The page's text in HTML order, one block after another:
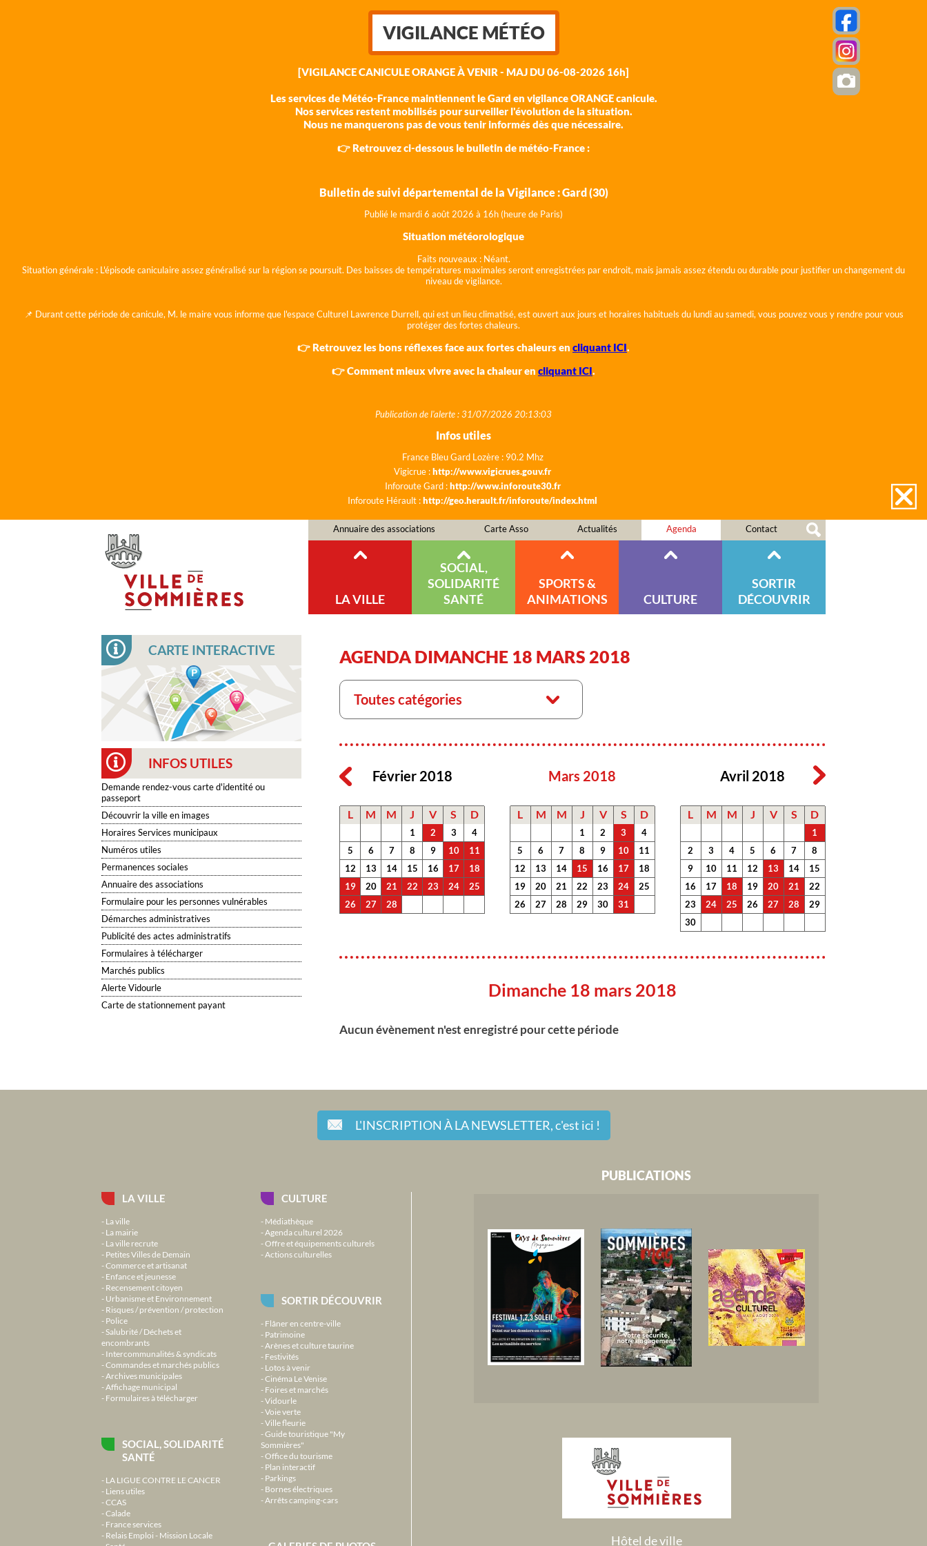
VIGILANCE MÉTÉO
[VIGILANCE CANICULE ORANGE À VENIR - MAJ DU 06-08-2026 16h]
Les services de Météo-France maintiennent le Gard en vigilance ORANGE canicule.
Nos services restent mobilisés pour surveiller l'évolution de la situation.
Nous ne manquerons pas de vous tenir informés dès que nécessaire.
👉 Retrouvez ci-dessous le bulletin de météo-France :
Bulletin de suivi départemental de la Vigilance : Gard (30)
Publié le mardi 6 août 2026 à 16h (heure de Paris)
Situation météorologique
Faits nouveaux : Néant.
Situation générale : L'épisode caniculaire assez généralisé sur la région se poursuit. Des baisses de températures maximales seront enregistrées par endroit, mais jamais assez étendu ou durable pour justifier un changement du
niveau de vigilance.
📌 Durant cette période de canicule, M. le maire vous informe que l'espace Culturel Lawrence Durrell, qui est un lieu climatisé, est ouvert aux jours et horaires habituels du lundi au samedi, vous pouvez vous y rendre pour vous
protéger des fortes chaleurs.
👉 Retrouvez les bons réflexes face aux fortes chaleurs en cliquant ICI.
👉 Comment mieux vivre avec la chaleur en cliquant ICI.
Publication de l'alerte : 31/07/2026 20:13:03
Infos utiles
France Bleu Gard Lozère : 90.2 Mhz
Vigicrue :http://www.vigicrues.gouv.fr
Inforoute Gard :http://www.inforoute30.fr
Inforoute Hérault :http://geo.herault.fr/inforoute/index.html
Annuaire des associations Carte Asso Actualités Agenda Contact
LA VILLE
SOCIAL,
SOLIDARITÉ
SANTÉ
SPORTS &
ANIMATIONS
CULTURE
SORTIR
DÉCOUVRIR
CARTE INTERACTIVE
INFOS UTILES
Demande rendez-vous carte d'identité ou
passeport
Découvrir la ville en images
Horaires Services municipaux
Numéros utiles
Permanences sociales
Annuaire des associations
Formulaire pour les personnes vulnérables
Démarches administratives
Publicité des actes administratifs
Formulaires à télécharger
Marchés publics
Alerte Vidourle
Carte de stationnement payant
AGENDA DIMANCHE 18 MARS 2018
Toutes catégories
Février 2018
L M M J V S D
1 2 3
4
5
6 7 8 9 10
11
12
13 14 15 16 17
18
19
20 21 22 23 24
25
26
27 28
Mars 2018
L M M J V S D
1 2 3
4
5
6 7 8 9 10
11
12
13 14 15 16 17
18
19
20 21 22 23 24
25
26
27 28 29 30 31
Avril 2018
L M M J V S D
1
2
3 4 5 6 7
8
9
10 11 12 13 14
15
16
17 18 19 20 21
22
23
24 25 26 27 28
29
30
Dimanche 18 mars 2018
Aucun évènement n'est enregistré pour cette période
L'INSCRIPTION À LA NEWSLETTER,c'est ici !
LA VILLE
La ville
La mairie
La ville recrute
Petites Villes de Demain
Commerce et artisanat
Enfance et jeunesse
Recensement citoyen
Urbanisme et Environnement
Risques / prévention / protection
Police
Salubrité / Déchets et
encombrants
Intercommunalités & syndicats
Commandes et marchés publics
Archives municipales
Affichage municipal
Formulaires à télécharger
SOCIAL, SOLIDARITÉ
SANTÉ
LA LIGUE CONTRE LE CANCER
Liens utiles
CCAS
Calade
France services
Relais Emploi - Mission Locale
CULTURE
Médiathèque
Agenda culturel 2026
Offre et équipements culturels
Actions culturelles
SORTIR DÉCOUVRIR
Flâner en centre-ville
Patrimoine
Arènes et culture taurine
Festivités
Lotos à venir
Cinéma Le Venise
Foires et marchés
Vidourle
Voie verte
Ville fleurie
Guide touristique "My
Sommières"
Office du tourisme
Plan interactif
Parkings
Bornes électriques
Arrêts camping-cars
PUBLICATIONS
Hôtel de ville